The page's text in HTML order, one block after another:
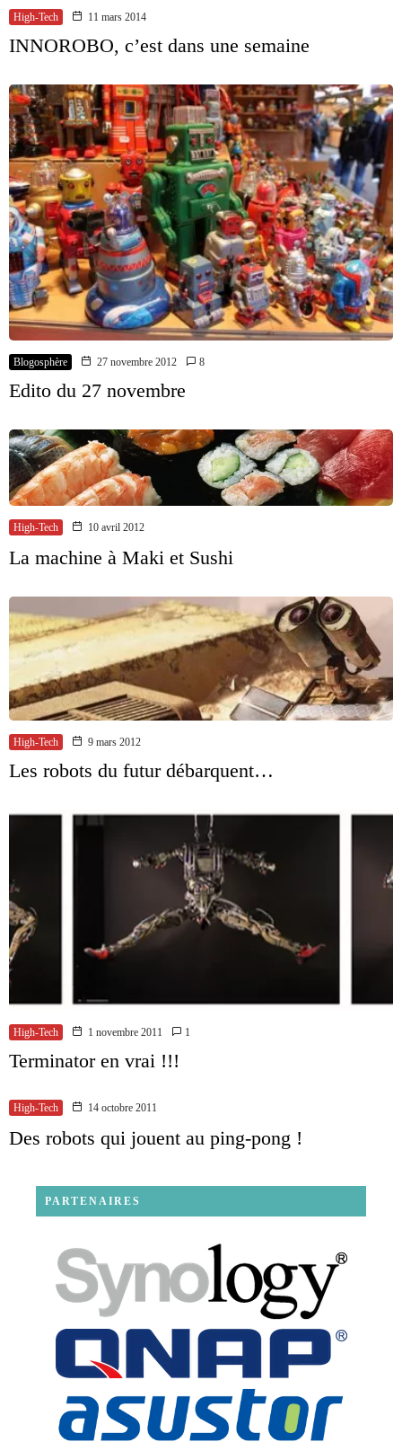
High-Tech 11 mars 2014
INNOROBO, c’est dans une semaine
Blogosphère 27 novembre 2012 8
Edito du 27 novembre
High-Tech 10 avril 2012
La machine à Maki et Sushi
High-Tech 9 mars 2012
Les robots du futur débarquent…
High-Tech 1 novembre 2011 1
Terminator en vrai !!!
High-Tech 14 octobre 2011
Des robots qui jouent au ping-pong !
PARTENAIRES